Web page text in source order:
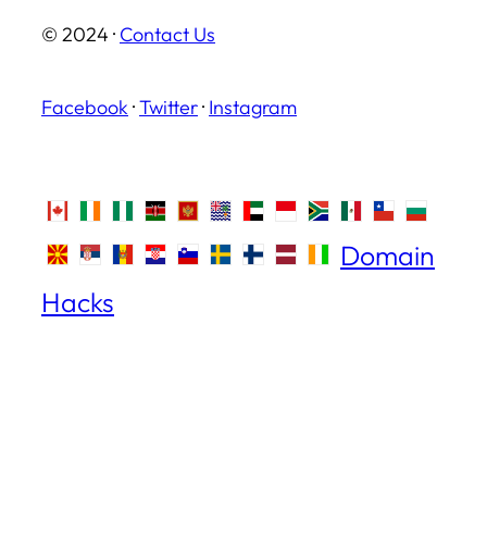
© 2024 · Contact Us
Facebook ·Twitter· Instagram
Domain
Hacks